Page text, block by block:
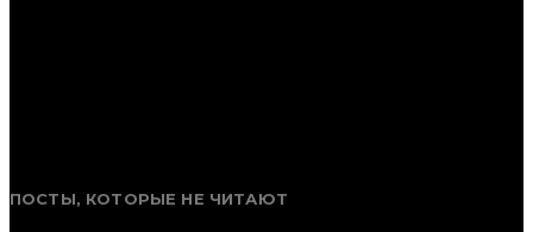
ПОСТЫ, КОТОРЫЕ НЕ ЧИТАЮТ